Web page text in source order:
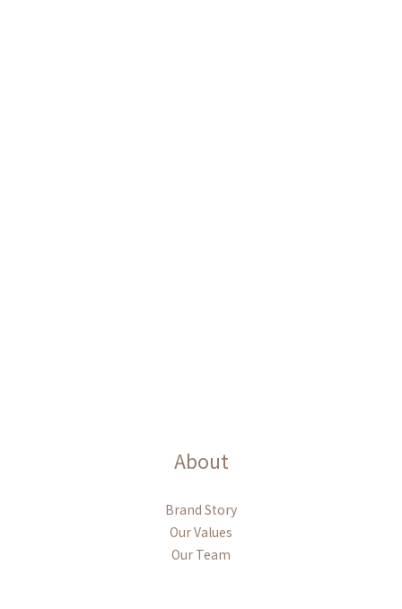
About
Brand Story
Our Values
Our Team